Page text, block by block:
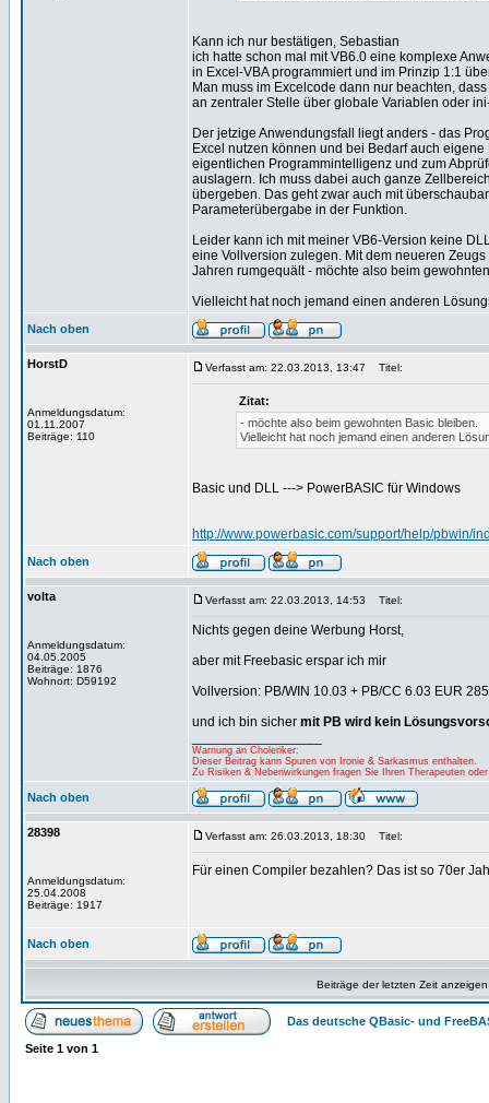
Kann ich nur bestätigen, Sebastian
ich hatte schon mal mit VB6.0 eine komplexe
in Excel-VBA programmiert und im Prinzip 1:1
Man muss im Excelcode dann nur beachten,
an zentraler Stelle über globale Variablen oder
Der jetzige Anwendungsfall liegt anders - das
Excel nutzen können und bei Bedarf auch
eigentlichen Programmintelligenz und zum
auslagern. Ich muss dabei auch ganze
übergeben. Das geht zwar auch mit
Parameterübergabe in der Funktion.
Leider kann ich mit meiner VB6-Version keine
eine Vollversion zulegen. Mit dem neueren
Jahren rumgequält - möchte also beim
Vielleicht hat noch jemand einen anderen
Nach oben
HorstD
Anmeldungsdatum:
01.11.2007
Beiträge: 110
Verfasst am: 22.03.2013, 13:47 Titel:
Zitat:
- möchte also beim gewohnten Basic bleiben.
Vielleicht hat noch jemand einen anderen
Basic und DLL ---> PowerBASIC für Windows
http://www.powerbasic.com/support/help/pbwin/
Nach oben
volta
Anmeldungsdatum:
04.05.2005
Beiträge: 1876
Wohnort: D59192
Verfasst am: 22.03.2013, 14:53 Titel:
Nichts gegen deine Werbung Horst,
aber mit Freebasic erspar ich mir
Vollversion: PB/WIN 10.03 + PB/CC 6.03 EUR
und ich bin sicher mit PB wird kein
Warnung an Choleriker:
Dieser Beitrag kann Spuren von Ironie & Sarkasmus enthalten.
Zu Risiken & Nebenwirkungen fragen Sie Ihren Therapeuten
Nach oben
28398
Anmeldungsdatum:
25.04.2008
Beiträge: 1917
Verfasst am: 26.03.2013, 18:30 Titel:
Für einen Compiler bezahlen? Das ist so 70er
Nach oben
Beiträge der letzten Zeit
Das deutsche QBasic- und
Seite 1 von 1